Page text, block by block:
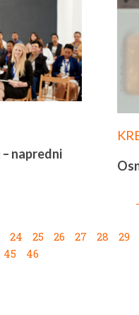
napredni
24 25 26 27 28 29
45 46